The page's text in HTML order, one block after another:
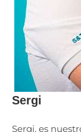
Sergi
Sergi, es